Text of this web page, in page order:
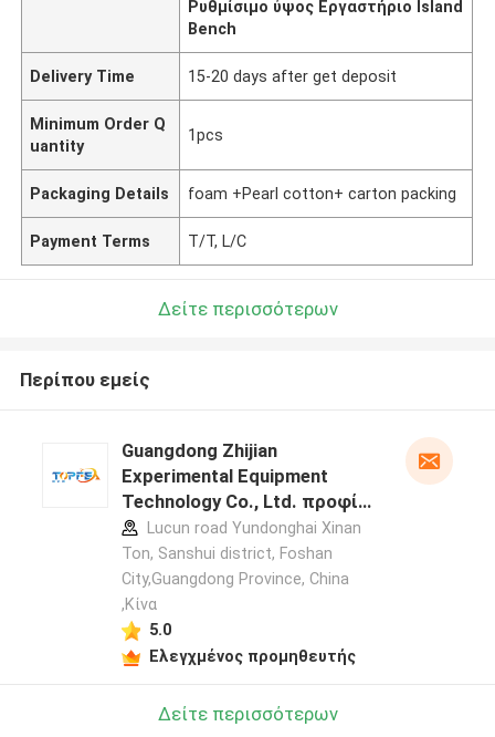
Ρυθμίσιμο ύψος Εργαστήριο Island
Bench
Delivery Time 15-20 days after get deposit
Minimum Order Q
uantity
1pcs
Packaging Details foam +Pearl cotton+ carton packing
Payment Terms T/T, L/C
Δείτε περισσότερων
Περίπου εμείς
Guangdong Zhijian
Experimental Equipment
Technology Co., Ltd. προφίλ
κατασκευαστή
Lucun road Yundonghai Xinan
Ton, Sanshui district, Foshan
City,Guangdong Province, China
,Κίνα
5.0
Ελεγχμένος προμηθευτής
Δείτε περισσότερων